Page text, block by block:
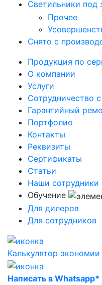
Светильники под
Прочее
Снято с
Продукция по
О компании
Услуги
Сотрудничество
Гарантийный
Портфолио
Контакты
Реквизиты
Сертификаты
Статьи
Наши сотрудники
Обучение
Для дилеров
Для сотрудников
Калькулятор экономии
Написать в Whatsapp*